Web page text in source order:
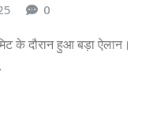
0
के दौरान हुआ बड़ा ऐलान।